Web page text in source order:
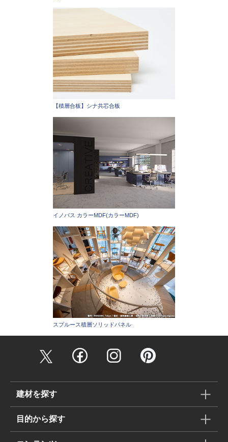
【積層合板】シナ共芯合板
イノバス カラーMDF(カラーMDF)
スプルース積層ソリッドパネル
建材を探す
目的から探す